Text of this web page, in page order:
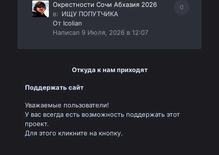
0
Окрестности Сочи Абхазия 2026
в: ИЩУ ПОПУТЧИКА
От Icolian
Написал 9 Июля, 2026 в 12:07
Откуда к нам приходят
Поддержать сайт
Уважаемые пользователи!
У вас всегда есть возможность поддержать этот
проект.
Для этого кликните на кнопку.